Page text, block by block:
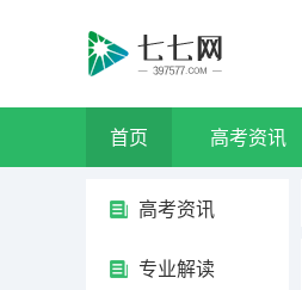
首页 高考资讯
高考资讯
专业解读